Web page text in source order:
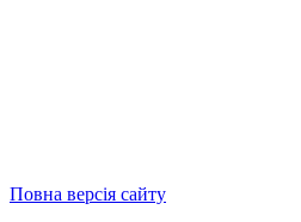
Повна версія сайту